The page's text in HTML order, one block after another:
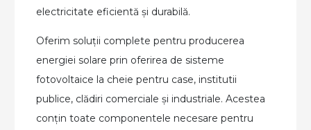
electricitate eficientă și durabilă.
Oferim soluții complete pentru producerea
energiei solare prin oferirea de sisteme
fotovoltaice la cheie pentru case, institutii
publice, clădiri comerciale și industriale. Acestea
conțin toate componentele necesare pentru